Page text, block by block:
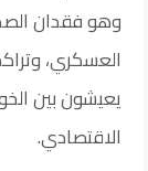
وهو فقدان
العسكري،
يعيشون بين
الاقتصادي.